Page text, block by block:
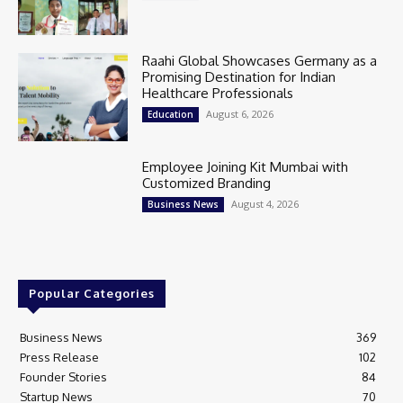
Raahi Global Showcases Germany as a
Promising Destination for Indian
Healthcare Professionals
Education August 6, 2026
Employee Joining Kit Mumbai with
Customized Branding
Business News August 4, 2026
Popular Categories
Business News
369
Press Release
102
Founder Stories
84
Startup News
70